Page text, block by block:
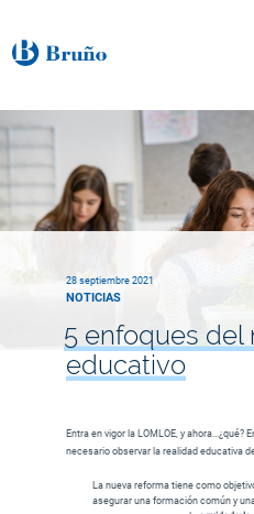
28 septiembre 2021
NOTICIAS
5 enfoques del
educativo
Entra en vigor la LOMLOE, y
necesario observar la realidad educativa
La nueva reforma tiene como
asegurar una formación común y